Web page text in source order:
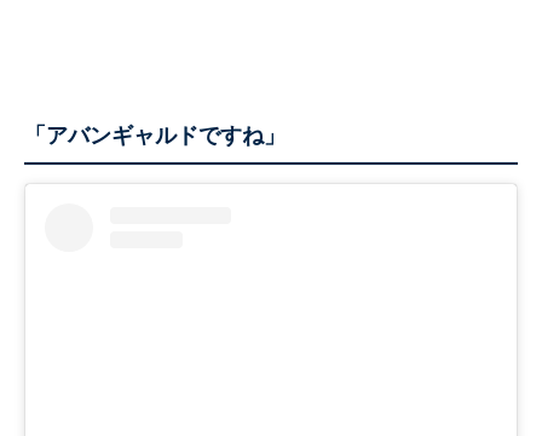
「アバンギャルドですね」